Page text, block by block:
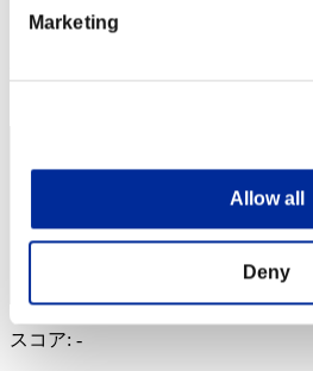
Marketing
Allow all
Deny
スコア: -
スコア: -